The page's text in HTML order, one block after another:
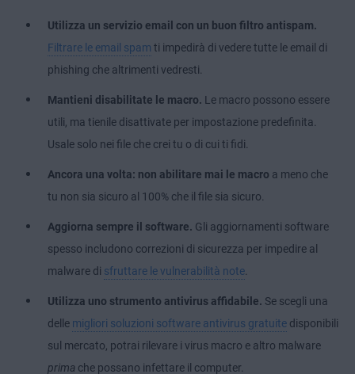
Utilizza un servizio email con un buon filtro antispam.
Filtrare le email spam ti impedirà di vedere tutte le email di
phishing che altrimenti vedresti.
Mantieni disabilitate le macro. Le macro possono essere
utili, ma tienile disattivate per impostazione predefinita.
Usale solo nei file che crei tu o di cui ti fidi.
Ancora una volta: non abilitare mai le macro a meno che
tu non sia sicuro al 100% che il file sia sicuro.
Aggiorna sempre il software. Gli aggiornamenti software
spesso includono correzioni di sicurezza per impedire al
malware di sfruttare le vulnerabilità note.
Utilizza uno strumento antivirus affidabile. Se scegli una
delle migliori soluzioni software antivirus gratuite disponibili
sul mercato, potrai rilevare i virus macro e altro malware
prima che possano infettare il computer.